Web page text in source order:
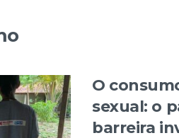
O
sexual: o
barreira